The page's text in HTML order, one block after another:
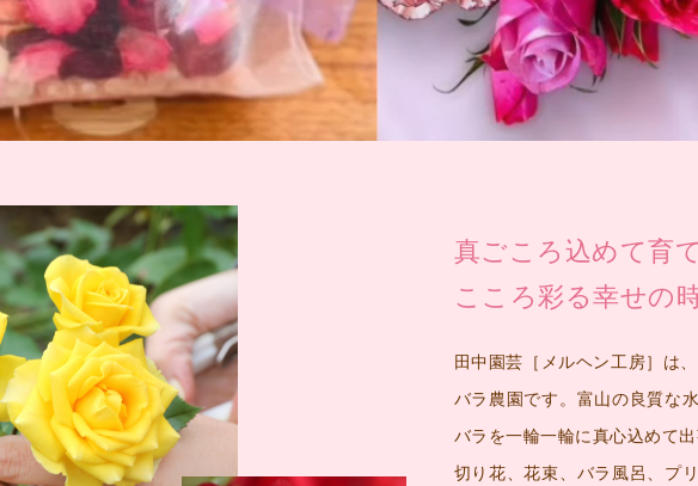
真ごころ込めて育
こころ彩る幸せの
田中園芸［メルヘン工房］は
バラ農園です。富山の良質な
バラを一輪一輪に真心込めて
切り花、花束、バラ風呂、プ